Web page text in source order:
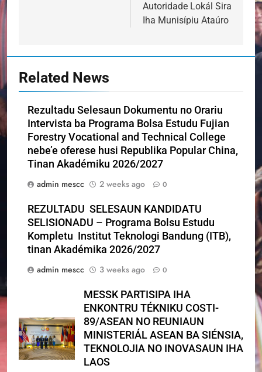
Autoridade Lokál Sira
Iha Munisípiu Ataúro
Related News
Rezultadu Selesaun Dokumentu no Orariu
Intervista ba Programa Bolsa Estudu Fujian
Forestry Vocational and Technical College
nebe’e oferese husi Republika Popular China,
Tinan Akadémiku 2026/2027
admin mescc
2 weeks ago 0
REZULTADU SELESAUN KANDIDATU
SELISIONADU – Programa Bolsu Estudu
Kompletu Institut Teknologi Bandung (ITB),
tinan Akadémika 2026/2027
admin mescc
3 weeks ago 0
MESSK PARTISIPA IHA
ENKONTRU TÉKNIKU COSTI-
89/ASEAN NO REUNIAUN
MINISTERIÁL ASEAN BA SIÉNSIA,
TEKNOLOJIA NO INOVASAUN IHA
LAOS